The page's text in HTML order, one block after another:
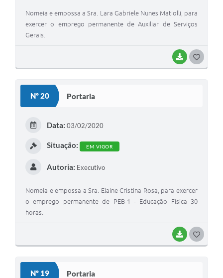
BAIXAR
Nomeia e empossa a Sra. Lara Gabriele Nunes Matiolli, para
exercer o emprego permanente de Auxiliar de Serviços
Gerais.
Nº 20 Portaria
BAIXAR
Data: 03/02/2020
Situação: EM VIGOR
Autoria: Executivo
Nomeia e empossa a Sra. Elaine Cristina Rosa, para exercer
o emprego permanente de PEB-1 - Educação Física 30
horas.
Nº 19 Portaria